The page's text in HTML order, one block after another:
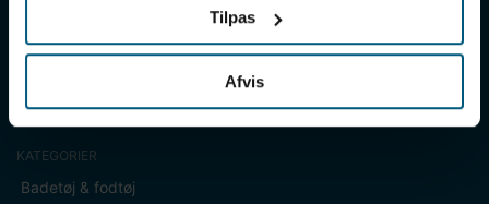
Tilpas
Afvis
Sverigesvej 12, 8700 Horsens
info@lml-sport.dk
KATEGORIER
Badetøj & fodtøj